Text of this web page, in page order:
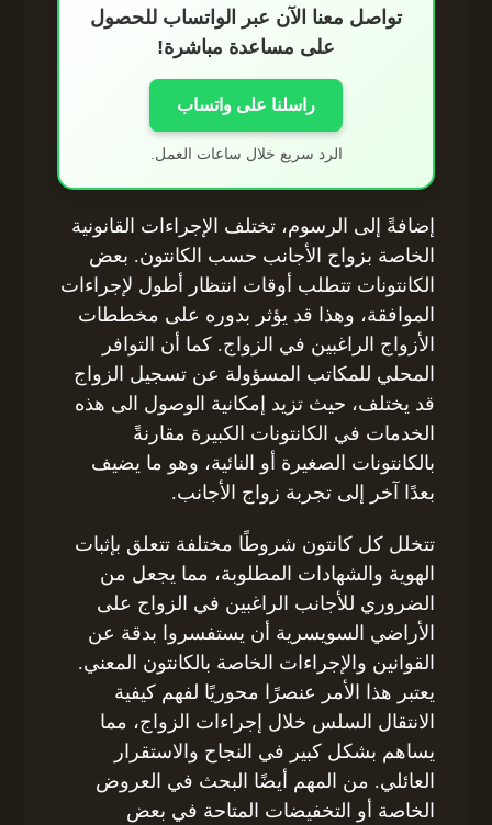
تواصل معنا الآن عبر الواتساب للحصول
على مساعدة مباشرة!
راسلنا على واتساب
الرد سريع خلال ساعات العمل.
إضافةً إلى الرسوم، تختلف الإجراءات القانونية
الخاصة بزواج الأجانب حسب الكانتون. بعض
الكانتونات تتطلب أوقات انتظار أطول لإجراءات
الموافقة، وهذا قد يؤثر بدوره على مخططات
الأزواج الراغبين في الزواج. كما أن التوافر
المحلي للمكاتب المسؤولة عن تسجيل الزواج
قد يختلف، حيث تزيد إمكانية الوصول الى هذه
الخدمات في الكانتونات الكبيرة مقارنةً
بالكانتونات الصغيرة أو النائية، وهو ما يضيف
بعدًا آخر إلى تجربة زواج الأجانب.
تتخلل كل كانتون شروطًا مختلفة تتعلق بإثبات
الهوية والشهادات المطلوبة، مما يجعل من
الضروري للأجانب الراغبين في الزواج على
الأراضي السويسرية أن يستفسروا بدقة عن
القوانين والإجراءات الخاصة بالكانتون المعني.
يعتبر هذا الأمر عنصرًا محوريًا لفهم كيفية
الانتقال السلس خلال إجراءات الزواج، مما
يساهم بشكل كبير في النجاح والاستقرار
العائلي. من المهم أيضًا البحث في العروض
الخاصة أو التخفيضات المتاحة في بعض